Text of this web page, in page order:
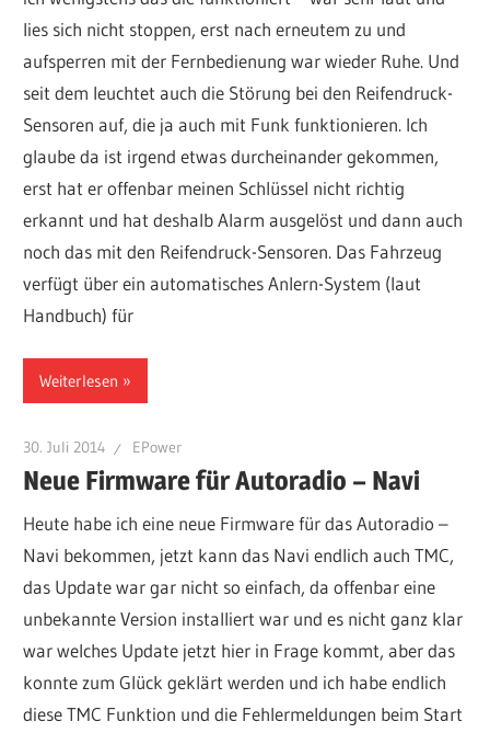
lies sich nicht stoppen, erst nach erneutem zu und
aufsperren mit der Fernbedienung war wieder Ruhe. Und
seit dem leuchtet auch die Störung bei den Reifendruck-
Sensoren auf, die ja auch mit Funk funktionieren. Ich
glaube da ist irgend etwas durcheinander gekommen,
erst hat er offenbar meinen Schlüssel nicht richtig
erkannt und hat deshalb Alarm ausgelöst und dann auch
noch das mit den Reifendruck-Sensoren. Das Fahrzeug
verfügt über ein automatisches Anlern-System (laut
Handbuch) für
Weiterlesen
30. Juli 2014 EPower
Neue Firmware für Autoradio – Navi
Heute habe ich eine neue Firmware für das Autoradio –
Navi bekommen, jetzt kann das Navi endlich auch TMC,
das Update war gar nicht so einfach, da offenbar eine
unbekannte Version installiert war und es nicht ganz klar
war welches Update jetzt hier in Frage kommt, aber das
konnte zum Glück geklärt werden und ich habe endlich
diese TMC Funktion und die Fehlermeldungen beim Start